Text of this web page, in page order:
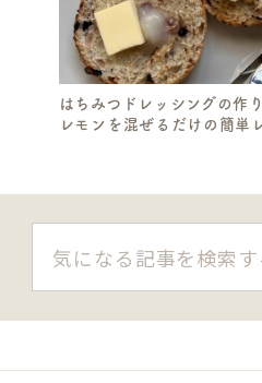
はちみつドレッシングの作
レモンを混ぜるだけの簡単